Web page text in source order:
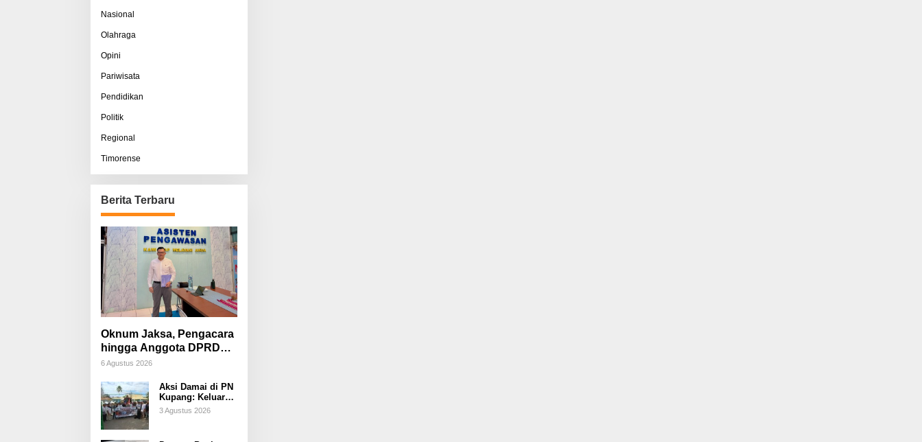
Nasional
Olahraga
Opini
Pariwisata
Pendidikan
Politik
Regional
Timorense
Berita Terbaru
Oknum Jaksa, Pengacara
hingga Anggota DPRD
Diduga Terlibat, Sisco
Pemerasan Terorganisir
6 Agustus 2026
Aksi Damai di PN
Kupang: Keluarga
Tuding Proses
Hukum Kasus
3 Agustus 2026